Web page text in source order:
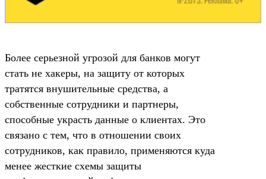
Более серьезной угрозой для банков могут
стать не хакеры, на защиту от которых
тратятся внушительные средства, а
собственные сотрудники и партнеры,
способные украсть данные о клиентах. Это
связано с тем, что в отношении своих
сотрудников, как правило, применяются куда
менее жесткие схемы защиты